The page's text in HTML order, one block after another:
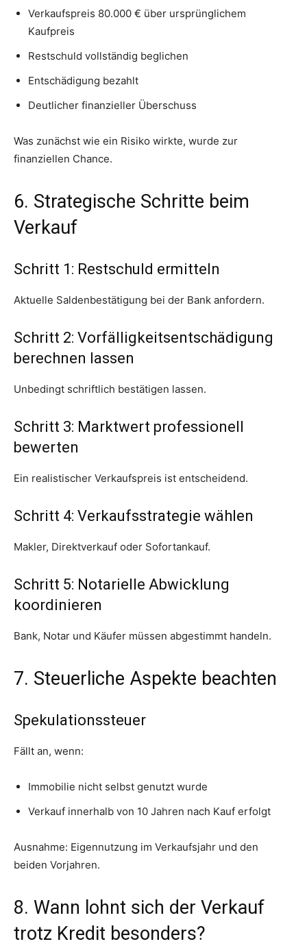
Verkaufspreis 80.000 € über ursprünglichem
Kaufpreis
Restschuld vollständig beglichen
Entschädigung bezahlt
Deutlicher finanzieller Überschuss
Was zunächst wie ein Risiko wirkte, wurde zur
finanziellen Chance.
6. Strategische Schritte beim
Verkauf
Schritt 1: Restschuld ermitteln
Aktuelle Saldenbestätigung bei der Bank anfordern.
Schritt 2: Vorfälligkeitsentschädigung
berechnen lassen
Unbedingt schriftlich bestätigen lassen.
Schritt 3: Marktwert professionell
bewerten
Ein realistischer Verkaufspreis ist entscheidend.
Schritt 4: Verkaufsstrategie wählen
Makler, Direktverkauf oder Sofortankauf.
Schritt 5: Notarielle Abwicklung
koordinieren
Bank, Notar und Käufer müssen abgestimmt handeln.
7. Steuerliche Aspekte beachten
Spekulationssteuer
Fällt an, wenn:
Immobilie nicht selbst genutzt wurde
Verkauf innerhalb von 10 Jahren nach Kauf erfolgt
Ausnahme: Eigennutzung im Verkaufsjahr und den
beiden Vorjahren.
8. Wann lohnt sich der Verkauf
trotz Kredit besonders?